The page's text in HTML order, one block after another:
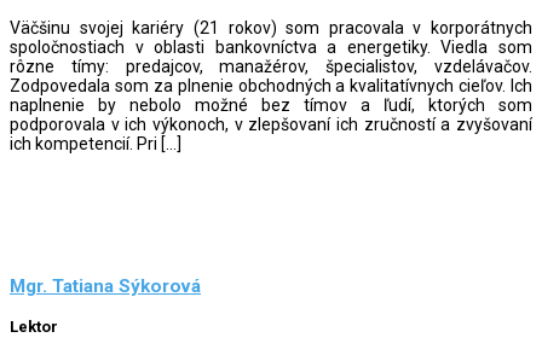
Väčšinu svojej kariéry (21 rokov) som pracovala v korporátnych
spoločnostiach v oblasti bankovníctva a energetiky. Viedla som
rôzne tímy: predajcov, manažérov, špecialistov, vzdelávačov.
Zodpovedala som za plnenie obchodných a kvalitatívnych cieľov. Ich
naplnenie by nebolo možné bez tímov a ľudí, ktorých som
podporovala v ich výkonoch, v zlepšovaní ich zručností a zvyšovaní
ich kompetencií. Pri […]
Mgr. Tatiana Sýkorová
Lektor